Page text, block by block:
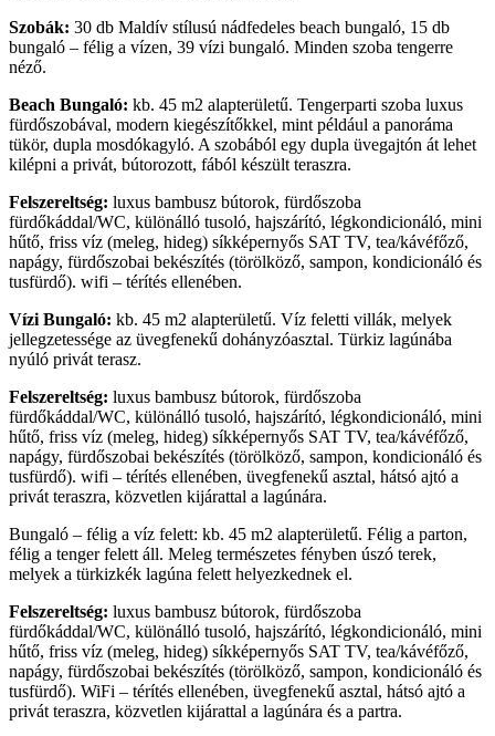
Szobák: 30 db Maldív stílusú nádfedeles beach bungaló, 15 db
bungaló – félig a vízen, 39 vízi bungaló. Minden szoba tengerre
néző.
Beach Bungaló: kb. 45 m2 alapterületű. Tengerparti szoba luxus
fürdőszobával, modern kiegészítőkkel, mint például a panoráma
tükör, dupla mosdókagyló. A szobából egy dupla üvegajtón át lehet
kilépni a privát, bútorozott, fából készült teraszra.
Felszereltség: luxus bambusz bútorok, fürdőszoba
fürdőkáddal/WC, különálló tusoló, hajszárító, légkondicionáló, mini
hűtő, friss víz (meleg, hideg) síkképernyős SAT TV, tea/kávéfőző,
napágy, fürdőszobai bekészítés (törölköző, sampon, kondicionáló és
tusfürdő). wifi – térítés ellenében.
Vízi Bungaló: kb. 45 m2 alapterületű. Víz feletti villák, melyek
jellegzetessége az üvegfenekű dohányzóasztal. Türkiz lagúnába
nyúló privát terasz.
Felszereltség: luxus bambusz bútorok, fürdőszoba
fürdőkáddal/WC, különálló tusoló, hajszárító, légkondicionáló, mini
hűtő, friss víz (meleg, hideg) síkképernyős SAT TV, tea/kávéfőző,
napágy, fürdőszobai bekészítés (törölköző, sampon, kondicionáló és
tusfürdő). wifi – térítés ellenében, üvegfenekű asztal, hátsó ajtó a
privát teraszra, közvetlen kijárattal a lagúnára.
Bungaló – félig a víz felett: kb. 45 m2 alapterületű. Félig a parton,
félig a tenger felett áll. Meleg természetes fényben úszó terek,
melyek a türkizkék lagúna felett helyezkednek el.
Felszereltség: luxus bambusz bútorok, fürdőszoba
fürdőkáddal/WC, különálló tusoló, hajszárító, légkondicionáló, mini
hűtő, friss víz (meleg, hideg) síkképernyős SAT TV, tea/kávéfőző,
napágy, fürdőszobai bekészítés (törölköző, sampon, kondicionáló és
tusfürdő). WiFi – térítés ellenében, üvegfenekű asztal, hátsó ajtó a
privát teraszra, közvetlen kijárattal a lagúnára és a partra.